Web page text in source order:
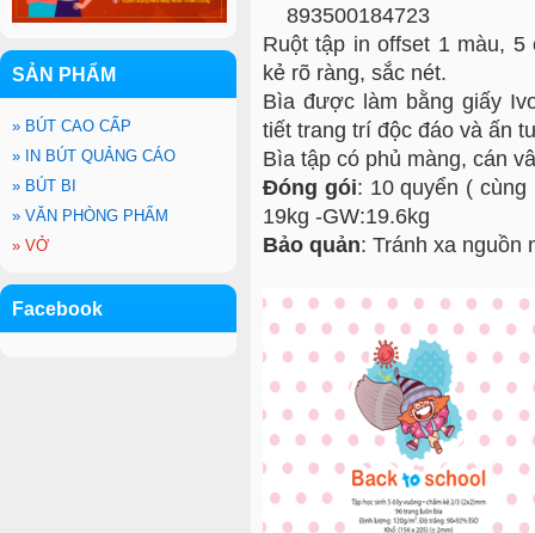
893500184723
Ruột tập in offset 1 màu,
kẻ rõ ràng, sắc nét.
Bìa được làm bằng giấy
tiết trang trí độc đáo và ấn
Bìa tập có phủ màng, cán
Đóng gói: 10 quyển (
19kg -GW:19.6kg
Bảo quản: Tránh xa nguồn
SẢN PHẨM
» BÚT CAO CẤP
»
IN BÚT QUẢNG CÁO
» BÚT BI
» VĂN PHÒNG PHẨM
» VỞ
Facebook